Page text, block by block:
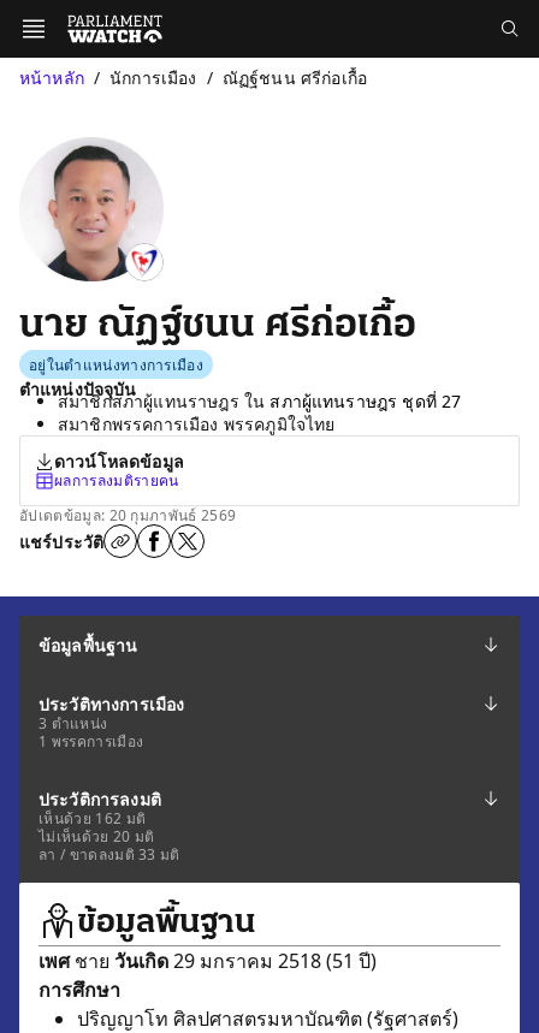
หน้าหลัก นักการเมือง ณัฏฐ์ชนน ศรีก่อเกื้อ
นาย ณัฏฐ์ชนน ศรีก่อเกื้อ
อยู่ในตำแหน่งทางการเมือง
ตำแหน่งปัจจุบัน
สมาชิกสภาผู้แทนราษฎร ใน สภาผู้แทนราษฎร ชุดที่ 27
สมาชิกพรรคการเมือง พรรคภูมิใจไทย
ดาวน์โหลดข้อมูล
ผลการลงมติรายคน
อัปเดตข้อมูล: 20 กุมภาพันธ์ 2569
แชร์ประวัติ
ข้อมูลพื้นฐาน
ประวัติทางการเมือง
3 ตำแหน่ง
1 พรรคการเมือง
ประวัติการลงมติ
เห็นด้วย 162 มติ
ไม่เห็นด้วย 20 มติ
ลา / ขาดลงมติ 33 มติ
ข้อมูลพื้นฐาน
เพศชาย วันเกิด29 มกราคม 2518 (51 ปี)
การศึกษา
ปริญญาโท ศิลปศาสตรมหาบัณฑิต (รัฐศาสตร์)